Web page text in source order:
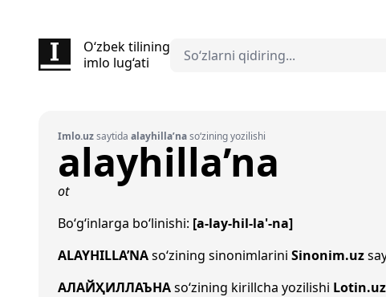
O‘zbek tilining
imlo lug‘ati
Imlo.uzsaytida alayhilla’naso‘zining yozilishi
alayhilla’na
ot
Bo‘g‘inlarga bo‘linishi: [a-lay-hil-la'-na]
ALAYHILLA’NAso‘zining sinonimlarini Sinonim.uz
АЛАЙҲИЛЛАЪНАso‘zining kirillcha yozilishi Lotin.uz